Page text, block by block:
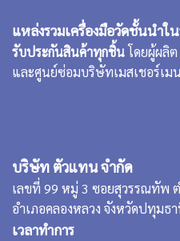
แหล่งรวมเครื่องมือวัดชั้นนำใ
รับประกันสินค้าทุกชิ้น โดยผู้ผลิต
และศูนย์ซ่อมบริษัทเมสเชอร์เม
บริษัท ตัวแทน จำกัด
เลขที่ 99 หมู่ 3 ซอยสุวรรณทัพ
อำเภอคลองหลวง จังหวัดปทุมธ
เวลาทำการ